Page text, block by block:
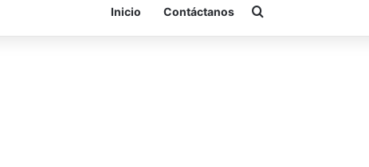
Inicio Contáctanos